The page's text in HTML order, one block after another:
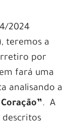
2024
teremos a
por
fará uma
analisando a
. A